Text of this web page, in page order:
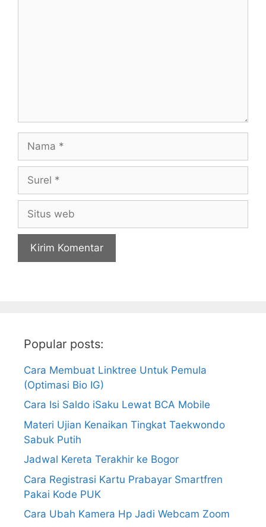
Nama
Surel
Situs
web
Popular posts:
Cara Membuat Linktree Untuk Pemula
(Optimasi Bio IG)
Cara Isi Saldo iSaku Lewat BCA Mobile
Materi Ujian Kenaikan Tingkat Taekwondo
Sabuk Putih
Jadwal Kereta Terakhir ke Bogor
Cara Registrasi Kartu Prabayar Smartfren
Pakai Kode PUK
Cara Ubah Kamera Hp Jadi Webcam Zoom